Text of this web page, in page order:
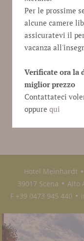
Per le prossime
alcune camere
assicuratevi il
vacanza
Verificate ora la
miglior prezzo
Contattateci
oppure qui
Chi può ricevere
Tutti nostri ospiti
Pass già con un
personale, non
Se il tuo
Come posso
L'Alto Adige Guest
all’obliteratrice ad
convalidare e
Hotel Meinhardt ●
39017 Scena ● Alto
F +39 0473 945 440 ●